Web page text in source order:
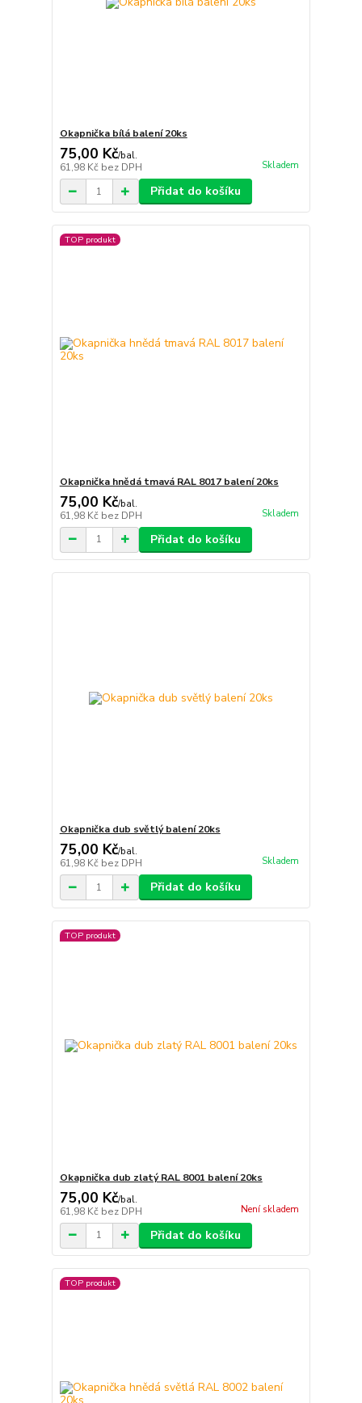
Okapnička bílá balení 20ks
75,00 Kč/bal.
61,98 Kč bez DPH Skladem
Přidat do košíku
TOP produkt
Okapnička hnědá tmavá RAL 8017 balení 20ks
75,00 Kč/bal.
61,98 Kč bez DPH Skladem
Přidat do košíku
Okapnička dub světlý balení 20ks
75,00 Kč/bal.
61,98 Kč bez DPH Skladem
Přidat do košíku
TOP produkt
Okapnička dub zlatý RAL 8001 balení 20ks
75,00 Kč/bal.
61,98 Kč bez DPH Není skladem
Přidat do košíku
TOP produkt